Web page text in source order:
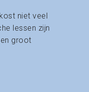
niet veel
lessen zijn
groot